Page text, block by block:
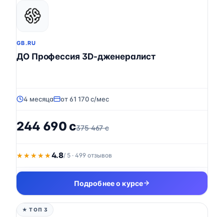
GB.RU
ДО Профессия 3D-дженералист
4 месяца от 61 170 c/мес
244 690 c375 467 c
★★★★★
★★★★★4.8/ 5 · 499 отзывов
Подробнее о курсе
★ ТОП 3